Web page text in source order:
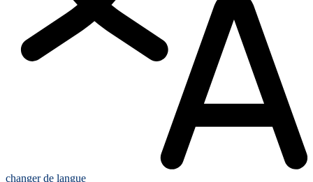
changer de langue